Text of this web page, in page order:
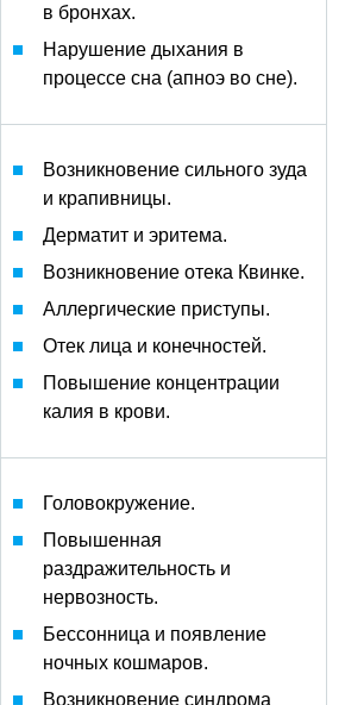
в бронхах.
Нарушение дыхания в
процессе сна (апноэ во сне).
Возникновение сильного зуда
и крапивницы.
Дерматит и эритема.
Возникновение отека Квинке.
Аллергические приступы.
Отек лица и конечностей.
Повышение концентрации
калия в крови.
Головокружение.
Повышенная
раздражительность и
нервозность.
Бессонница и появление
ночных кошмаров.
Возникновение синдрома